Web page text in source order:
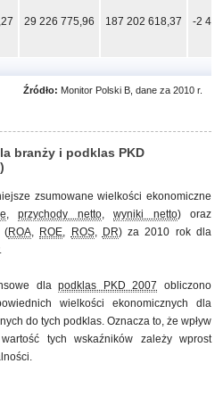
29 226 775,96 187 202 618,37 -2
Źródło: Monitor Polski B, dane za 2010 r.
branży i podklas PKD
zsumowane wielkości ekonomiczne
, przychody netto, wyniki netto) oraz
(ROA, ROE, ROS, DR) za 2010 rok dla
dlapodklas PKD 2007 obliczono
wielkości ekonomicznych dla
do tych podklas. Oznacza to, że wpływ
tych wskaźników zależy wprost